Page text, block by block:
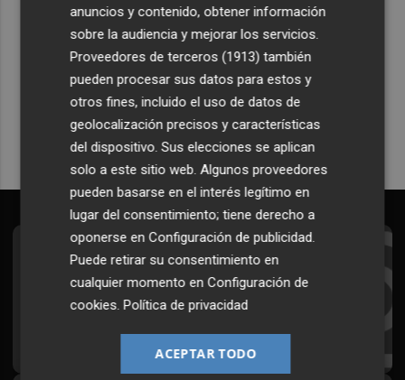
Recibe toda la actualidad de
Plaza Podcast en tu correo
Quiero suscribirme
Suscríbete al Boletín
Todos los días a primera hora en tu email
¡Quiero suscribirme!
anuncios y contenido, obtener información
sobre la audiencia y mejorar los servicios.
Proveedores de terceros (1913) también
pueden procesar sus datos para estos y
otros fines, incluido el uso de datos de
geolocalización precisos y características
del dispositivo. Sus elecciones se aplican
solo a este sitio web. Algunos proveedores
pueden basarse en el interés legítimo en
lugar del consentimiento; tiene derecho a
oponerse enConfiguración de publicidad.
Puede retirar su consentimiento en
cualquier momento enConfiguración de
cookies.Política de privacidad
ACEPTAR TODO